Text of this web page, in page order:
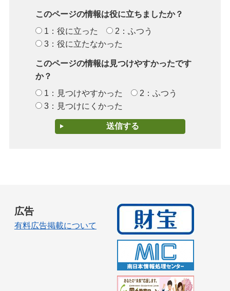
このページの情報は役に立ちましたか？
1：役に立った
2：ふつう
3：役に立たなかった
このページの情報は見つけやすかったです
か？
1：見つけやすかった
2：ふつう
3：見つけにくかった
広告
有料広告掲載について